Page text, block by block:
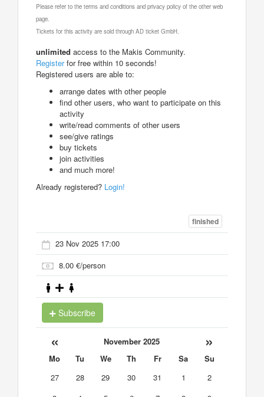
Please refer to the terms and conditions and privacy policy of the other web
page.
Tickets for this activity are sold through AD ticket GmbH.
unlimited access to the Makis Community.
Registerfor free within 10 seconds!
Registered users are able to:
arrange dates with other people
find other users, who want to participate on this
activity
write/read comments of other users
see/give ratings
buy tickets
join activities
and much more!
Already registered? Login!
finished
23 Nov 2025 17:00
8.00 €/person
Subscribe
« November 2025 »
Mo Tu We Th Fr Sa
Su
27
28 29 30 31 1
2